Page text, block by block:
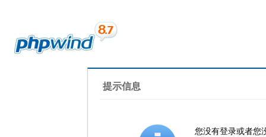
提示信息
您没有登录或者您